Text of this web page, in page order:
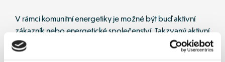
V rámci komunitní energetiky je možné být buď aktivní
zákazník nebo energetické společenství. Takzvaný aktivní
zákazník si může vyrábět elektřinu na jedné nemovitosti a
využívat ji v jiné nemovitosti na území České republiky.